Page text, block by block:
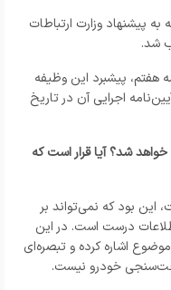
به پیشنهاد وزارت ارتباطات
شد.
۱۱۴ قانون برنامه هفتم، پیشبرد این وظیفه
آیین‌نامه اجرایی آن در تاریخ
شد؟ آیا قرار است که
بود که نمی‌تواند بر
درست است. در این
اشاره کرده و تبصره‌ای
خودرو نیست.